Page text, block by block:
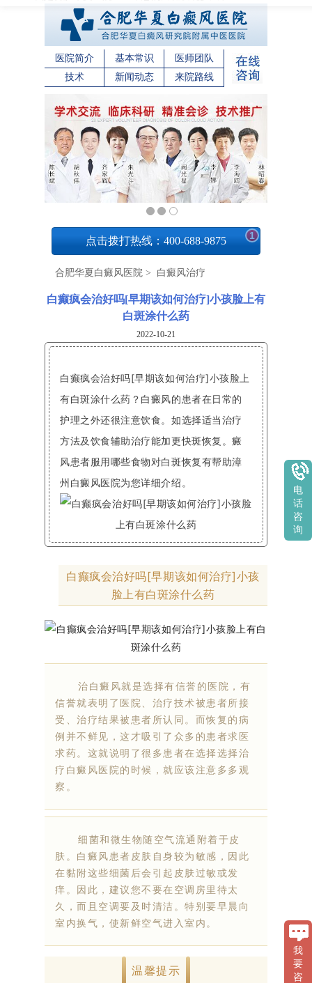
医院简介 基本常识
医师团队
技术
新闻动态 来院路线
点击拨打热线：400-688-9875 1
合肥华夏白癜风医院 > 白癜风治疗
白癫疯会治好吗[早期该如何治疗]小孩脸上有
白斑涂什么药
2022-10-21
白癫疯会治好吗[早期该如何治疗]小孩脸上
有白斑涂什么药？白癜风的患者在日常的
护理之外还很注意饮食。如选择适当治疗
方法及饮食辅助治疗能加更快斑恢复。癜
风患者服用哪些食物对白斑恢复有帮助漳
州白癜风医院为您详细介绍。
白癫疯会治好吗[早期该如何治疗]小孩
脸上有白斑涂什么药
治白癜风就是选择有信誉的医院，有
信誉就表明了医院、治疗技术被患者所接
受、治疗结果被患者所认同。而恢复的病
例并不鲜见，这才吸引了众多的患者求医
求药。这就说明了很多患者在选择选择治
疗白癜风医院的时候，就应该注意多多观
察。
细菌和微生物随空气流通附着于皮
肤。白癜风患者皮肤自身较为敏感，因此
在黏附这些细菌后会引起皮肤过敏或发
痒。因此，建议您不要在空调房里待太
久，而且空调要及时清洁。特别要早晨向
室内换气，使新鲜空气进入室内。
温馨提示
我
要
咨
电
话
咨
询